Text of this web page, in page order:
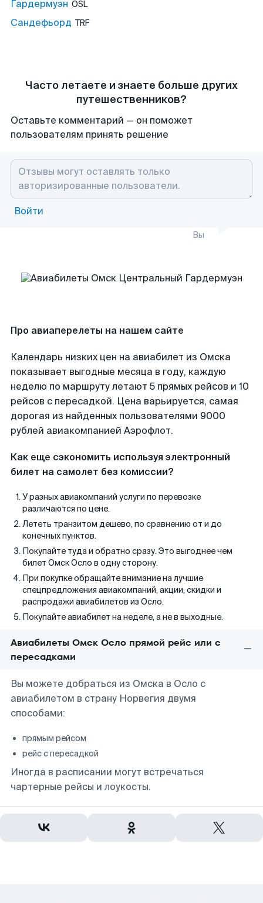
Гардермуэн OSL
Сандефьорд TRF
Часто летаете и знаете больше других
путешественников?
Оставьте комментарий — он поможет
пользователям принять решение
Войти
Вы
Про авиаперелеты на нашем сайте
Календарь низких цен на авиабилет из Омска
показывает выгодные месяца в году, каждую
неделю по маршруту летают 5 прямых рейсов и 10
рейсов с пересадкой. Цена варьируется, самая
дорогая из найденных пользователями 9000
рублей авиакомпанией Аэрофлот.
Как еще сэкономить используя электронный
билет на самолет без комиссии?
У разных авиакомпаний услуги по перевозке
различаются по цене.
Лететь транзитом дешево, по сравнению от и до
конечных пунктов.
Покупайте туда и обратно сразу. Это выгоднее чем
билет Омск Осло в одну сторону.
При покупке обращайте внимание на лучшие
спецпредложения авиакомпаний, акции, скидки и
распродажи авиабилетов из Осло.
Покупайте авиабилет на неделе, а не в выходные.
Авиабилеты Омск Осло прямой рейс или с
пересадками
Вы можете добраться из Омска в Осло с
авиабилетом в страну Норвегия двумя
способами:
прямым рейсом
рейс с пересадкой
Иногда в расписании могут встречаться
чартерные рейсы и лоукосты.